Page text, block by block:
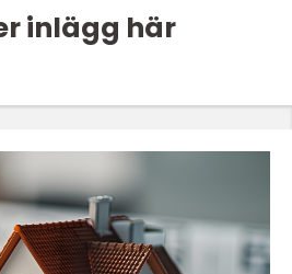
inlägg här